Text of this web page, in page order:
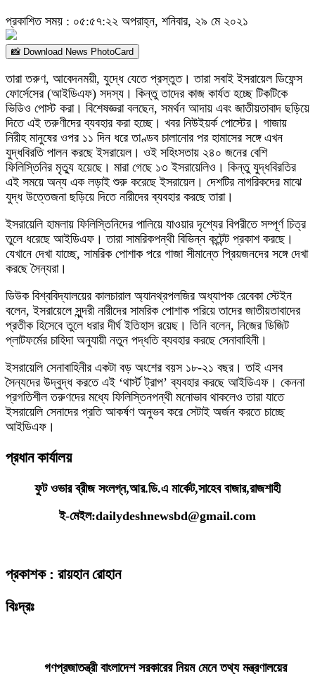
প্রকাশিত সময় : ০৫:৫৭:২২ অপরাহ্ন, শনিবার, ২৯ মে ২০২১
📸 Download News PhotoCard
তারা তরুণ, আবেদনময়ী, যুদ্ধে যেতে প্রস্তুত। তারা সবাই ইসরায়েল ডিফেন্স
ফোর্সেসের (আইডিএফ) সদস্য। কিন্তু তাদের কাজ কার্যত হচ্ছে টিকটিকে
ভিডিও পোস্ট করা। বিশেষজ্ঞরা বলছেন, সমর্থন আদায় এবং জাতীয়তাবাদ ছড়িয়ে
দিতে এই তরুণীদের ব্যবহার করা হচ্ছে। খবর নিউইয়র্ক পোস্টের। গাজায়
নিরীহ মানুষের ওপর ১১ দিন ধরে তাণ্ডব চালানোর পর হামাসের সঙ্গে এখন
যুদ্ধবিরতি পালন করছে ইসরায়েল। ওই সহিংসতায় ২৪০ জনের বেশি
ফিলিস্তিনির মৃত্যু হয়েছে। মারা গেছে ১৩ ইসরায়েলিও। কিন্তু যুদ্ধবিরতির
এই সময়ে অন্য এক লড়াই শুরু করেছে ইসরায়েল। দেশটির নাগরিকদের মাঝে
যুদ্ধ উত্তেজনা ছড়িয়ে দিতে নারীদের ব্যবহার করছে তারা।
ইসরায়েলি হামলায় ফিলিস্তিনিদের পালিয়ে যাওয়ার দৃশ্যের বিপরীতে সম্পূর্ণ চিত্র
তুলে ধরেছে আইডিএফ। তারা সামরিকপন্থী বিভিন্ন কন্টেন্ট প্রকাশ করছে।
যেখানে দেখা যাচ্ছে, সামরিক পোশাক পরে গাজা সীমান্তে প্রিয়জনদের সঙ্গে দেখা
করছে সৈন্যরা।
ডিউক বিশ্ববিদ্যালয়ের কালচারাল অ্যানথ্রপলজির অধ্যাপক রেবেকা স্টেইন
বলেন, ইসরায়েলে সুন্দরী নারীদের সামরিক পোশাক পরিয়ে তাদের জাতীয়তাবাদের
প্রতীক হিসেবে তুলে ধরার দীর্ঘ ইতিহাস রয়েছ। তিনি বলেন, নিজের ডিজিট
প্লাটফর্মের চাহিদা অনুযায়ী নতুন পদ্ধতি ব্যবহার করছে সেনাবাহিনী।
ইসরায়েলি সেনাবাহিনীর একটা বড় অংশের বয়স ১৮-২১ বছর। তাই এসব
সৈন্যদের উদ্বুদ্ধ করতে এই ‘থার্স্ট ট্রাপ’ ব্যবহার করছে আইডিএফ। কেননা
প্রগতিশীল তরুণদের মধ্যে ফিলিস্তিনপন্থী মনোভাব থাকলেও তারা যাতে
ইসরায়েলি সেনাদের প্রতি আকর্ষণ অনুভব করে সেটাই অর্জন করতে চাচ্ছে
আইডিএফ।
প্রধান কার্যালয়
ফুট ওভার ব্রীজ সংলগ্ন,আর.ডি.এ মার্কেট,সাহেব বাজার,রাজশাহী
ই-মেইল:dailydeshnewsbd@gmail.com
প্রকাশক : রায়হান রোহান
বিঃদ্রঃ
গণপ্রজাতন্ত্রী বাংলাদেশ সরকারের নিয়ম মেনে তথ্য মন্ত্রণালয়ের